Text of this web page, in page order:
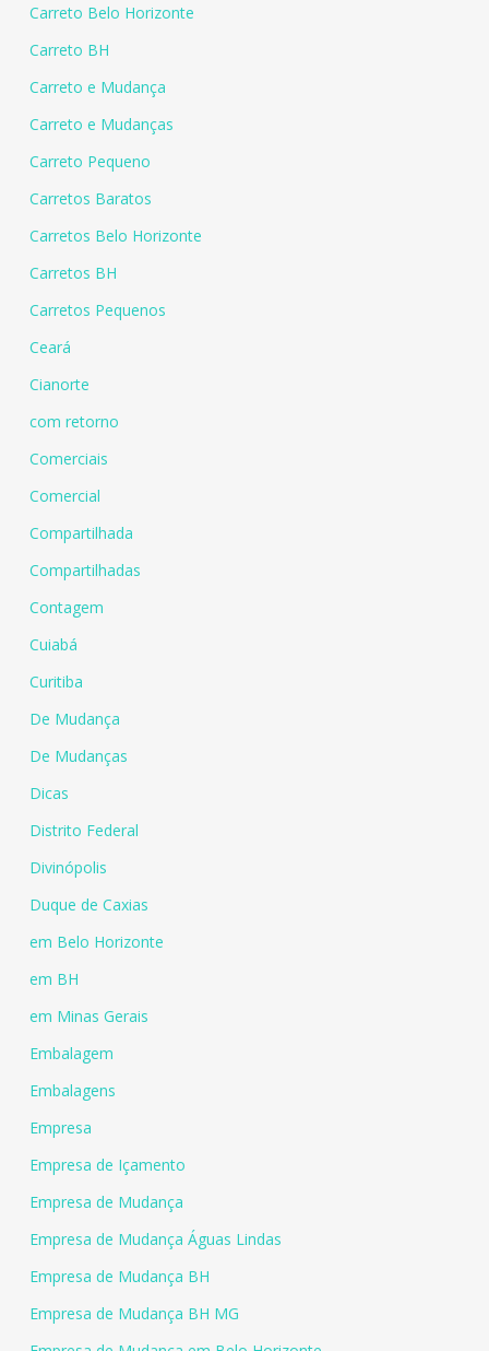
Carreto Belo Horizonte
Carreto BH
Carreto e Mudança
Carreto e Mudanças
Carreto Pequeno
Carretos Baratos
Carretos Belo Horizonte
Carretos BH
Carretos Pequenos
Ceará
Cianorte
com retorno
Comerciais
Comercial
Compartilhada
Compartilhadas
Contagem
Cuiabá
Curitiba
De Mudança
De Mudanças
Dicas
Distrito Federal
Divinópolis
Duque de Caxias
em Belo Horizonte
em BH
em Minas Gerais
Embalagem
Embalagens
Empresa
Empresa de Içamento
Empresa de Mudança
Empresa de Mudança Águas Lindas
Empresa de Mudança BH
Empresa de Mudança BH MG